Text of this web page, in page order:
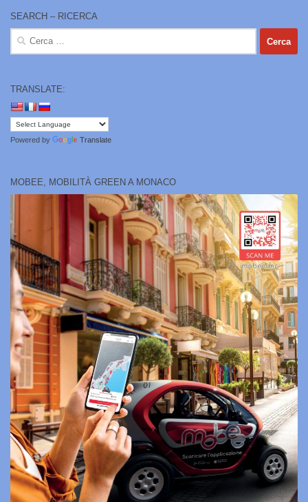
SEARCH – RICERCA
Ricerca
per:
TRANSLATE:
Powered by Translate
MOBEE, MOBILITÀ GREEN A MONACO